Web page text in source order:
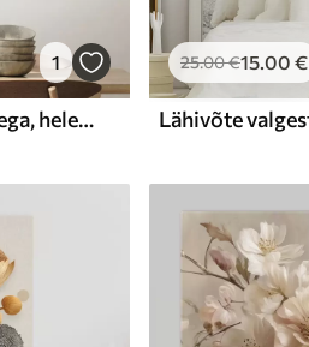
1
Valged lilled siniste lehtedega, helebeežil taustal, nähtavate pintslitõmmetega
25.00€15.00 €